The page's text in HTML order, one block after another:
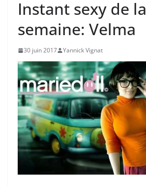
Instant sexy de la
semaine: Velma
30 juin 2017 Yannick Vignat